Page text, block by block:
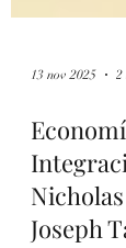
13 nov 2025 2